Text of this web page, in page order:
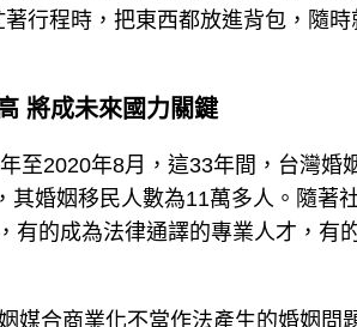
行程時，把東西都放進背包，隨
將成未來國力關鍵
至2020年8月，這33年間，台灣
其婚姻移民人數為11萬多人。隨
有的成為法律通譯的專業人才，
媒合商業化不當作法產生的婚姻